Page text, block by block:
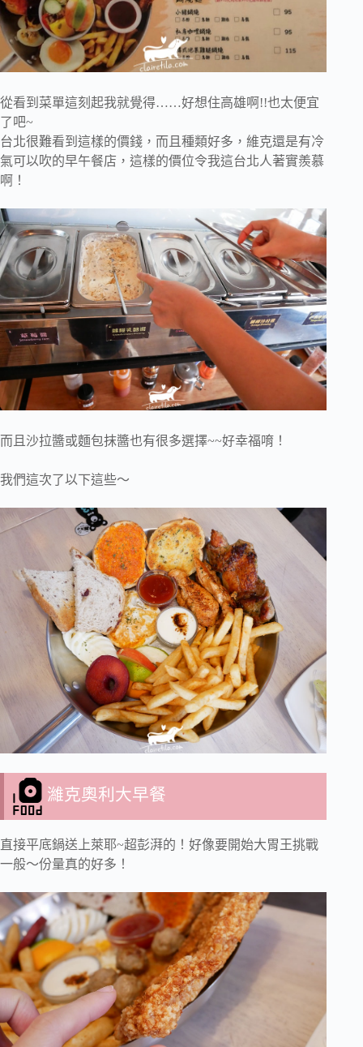
從看到菜單這刻起我就覺得……好想住高雄啊!!也太便宜
了吧~
台北很難看到這樣的價錢，而且種類好多，維克還是有冷
氣可以吹的早午餐店，這樣的價位令我這台北人著實羨慕
啊！
而且沙拉醬或麵包抹醬也有很多選擇~~好幸福唷！
我們這次了以下這些～
濰克奧利大早餐
直接平底鍋送上萊耶~超彭湃的！好像要開始大胃王挑戰
一般～份量真的好多！